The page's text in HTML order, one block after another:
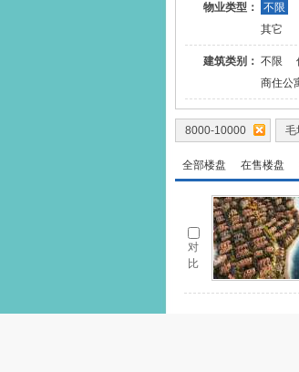
物业类型： 不限
其它
建筑类别： 不限
商住公
8000-10000 毛
全部楼盘 在售楼盘
对
比